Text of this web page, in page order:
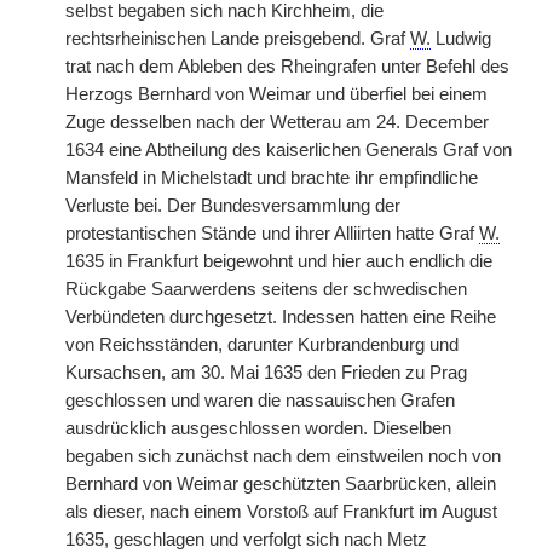
selbst begaben sich nach Kirchheim, die
rechtsrheinischen Lande preisgebend. GrafW. Ludwig
trat nach dem Ableben des Rheingrafen unter Befehl des
Herzogs Bernhard von Weimar und überfiel bei einem
Zuge desselben nach der Wetterau am 24. December
1634 eine Abtheilung des kaiserlichen Generals Graf von
Mansfeld in Michelstadt und brachte ihr empfindliche
Verluste bei. Der Bundesversammlung der
protestantischen Stände und ihrer Alliirten hatte GrafW.
1635 in Frankfurt beigewohnt und hier auch endlich die
Rückgabe Saarwerdens seitens der schwedischen
Verbündeten durchgesetzt. Indessen hatten eine Reihe
von Reichsständen, darunter Kurbrandenburg und
Kursachsen, am 30. Mai 1635 den Frieden zu Prag
geschlossen und waren die nassauischen Grafen
ausdrücklich ausgeschlossen worden. Dieselben
begaben sich zunächst nach dem einstweilen noch von
Bernhard von Weimar geschützten Saarbrücken, allein
als dieser, nach einem Vorstoß auf Frankfurt im August
1635, geschlagen und verfolgt sich nach Metz